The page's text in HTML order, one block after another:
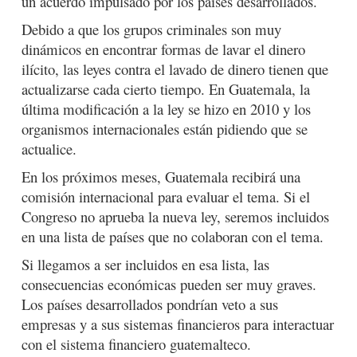
Debido a que los grupos criminales son muy
dinámicos en encontrar formas de lavar el dinero
ilícito, las leyes contra el lavado de dinero tienen que
actualizarse cada cierto tiempo. En Guatemala, la
última modificación a la ley se hizo en 2010 y los
organismos internacionales están pidiendo que se
actualice.
En los próximos meses, Guatemala recibirá una
comisión internacional para evaluar el tema. Si el
Congreso no aprueba la nueva ley, seremos incluidos
en una lista de países que no colaboran con el tema.
Si llegamos a ser incluidos en esa lista, las
consecuencias económicas pueden ser muy graves.
Los países desarrollados pondrían veto a sus
empresas y a sus sistemas financieros para interactuar
con el sistema financiero guatemalteco.